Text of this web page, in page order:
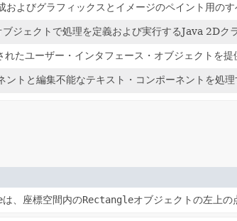
よびグラフィックスとイメージのペイント用のす
ジェクトで処理を定義および実行するJava 2Dク
たユーザー・インタフェース・オブジェクトを提
トと編集不能なテキスト・コンポーネントを処
は、座標空間内のRectangleオブジェクトの左上の